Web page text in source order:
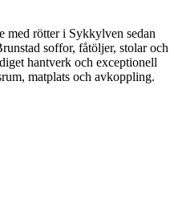
med rötter i Sykkylven sedan
soffor, fåtöljer, stolar och
hantverk och exceptionell
matplats och avkoppling.